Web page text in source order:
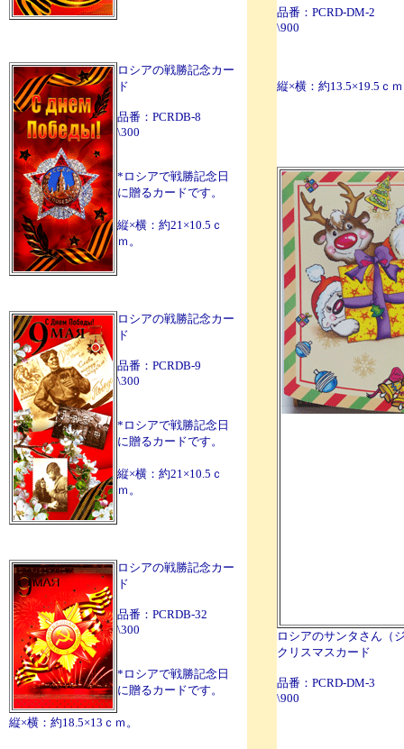
ロシアの戦勝記念カー
ド
品番：PCRDB-8
\300
*ロシアで戦勝記念日
に贈るカードです。
縦×横：約21×10.5ｃ
ｍ。
ロシアの戦勝記念カー
ド
品番：PCRDB-9
\300
*ロシアで戦勝記念日
に贈るカードです。
縦×横：約21×10.5ｃ
ｍ。
ロシアの戦勝記念カー
ド
品番：PCRDB-32
\300
*ロシアで戦勝記念日
に贈るカードです。
縦×横：約18.5×13ｃｍ。
品番：PCRD-DM-2
\900
縦×横：約13.5×19.5ｃ
ロシアのサンタさん（
クリスマスカード
品番：PCRD-DM-3
\900